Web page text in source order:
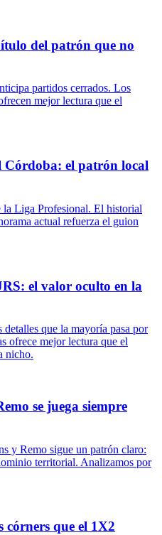
del patrón que no
partidos cerrados. Los
mejor lectura que el
el patrón local
Liga Profesional. El historial
actual refuerza el guion
el valor oculto en la
que la mayoría pasa por
ofrece mejor lectura que el
nicho.
se juega siempre
y Remo sigue un patrón claro:
territorial. Analizamos por
córners que el 1X2